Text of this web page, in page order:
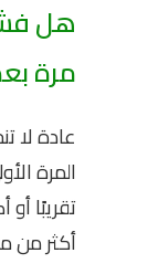
هل
مرة
عادة لا
تقريبًا أو
أكثر من